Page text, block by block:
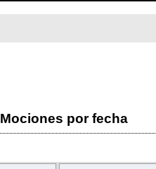
Mociones por fecha